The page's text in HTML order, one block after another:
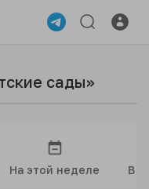
сады»
На этой неделе В